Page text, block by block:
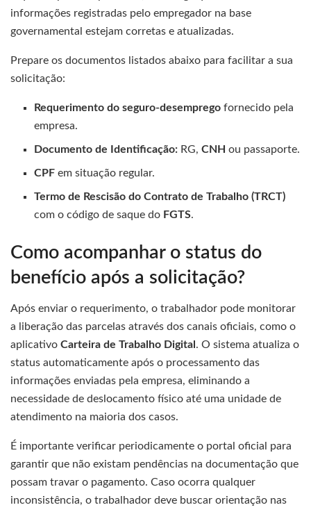
informações registradas pelo empregador na base
governamental estejam corretas e atualizadas.
Prepare os documentos listados abaixo para facilitar a sua
solicitação:
Requerimento do seguro-desemprego fornecido pela
empresa.
Documento de Identificação: RG,CNH ou passaporte.
CPF em situação regular.
Termo de Rescisão do Contrato de Trabalho (TRCT)
com o código de saque do FGTS.
Como acompanhar o status do
benefício após a solicitação?
Após enviar o requerimento, o trabalhador pode monitorar
a liberação das parcelas através dos canais oficiais, como o
aplicativo Carteira de Trabalho Digital . O sistema atualiza o
status automaticamente após o processamento das
informações enviadas pela empresa, eliminando a
necessidade de deslocamento físico até uma unidade de
atendimento na maioria dos casos.
É importante verificar periodicamente o portal oficial para
garantir que não existam pendências na documentação que
possam travar o pagamento. Caso ocorra qualquer
inconsistência, o trabalhador deve buscar orientação nas